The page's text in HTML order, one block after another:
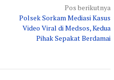
Pos berikutnya
Polsek Sorkam Mediasi Kasus
Video Viral di Medsos, Kedua
Pihak Sepakat Berdamai